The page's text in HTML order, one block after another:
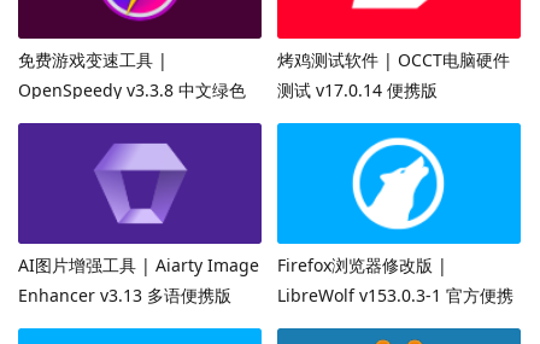
免费游戏变速工具 |
OpenSpeedy v3.3.8 中文绿色
版
烤鸡测试软件 | OCCT电脑硬件
测试 v17.0.14 便携版
AI图片增强工具 | Aiarty Image
Enhancer v3.13 多语便携版
Firefox浏览器修改版 |
LibreWolf v153.0.3-1 官方便携
版